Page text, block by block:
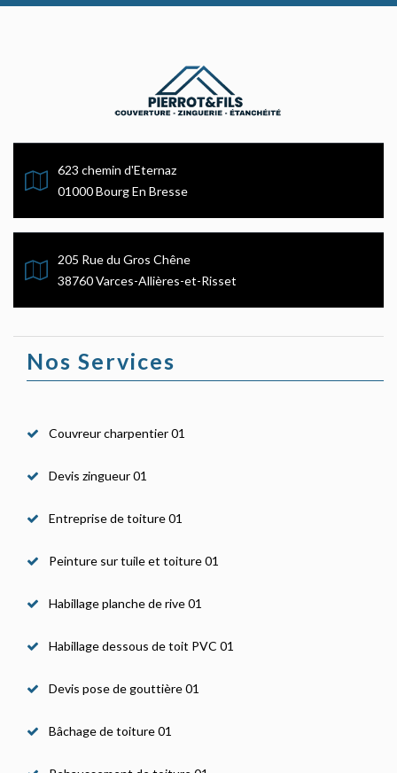
623 chemin d'Eternaz
01000 Bourg En Bresse
205 Rue du Gros Chêne
38760 Varces-Allières-et-Risset
Nos Services
Couvreur charpentier 01
Devis zingueur 01
Entreprise de toiture 01
Peinture sur tuile et toiture 01
Habillage planche de rive 01
Habillage dessous de toit PVC 01
Devis pose de gouttière 01
Bâchage de toiture 01